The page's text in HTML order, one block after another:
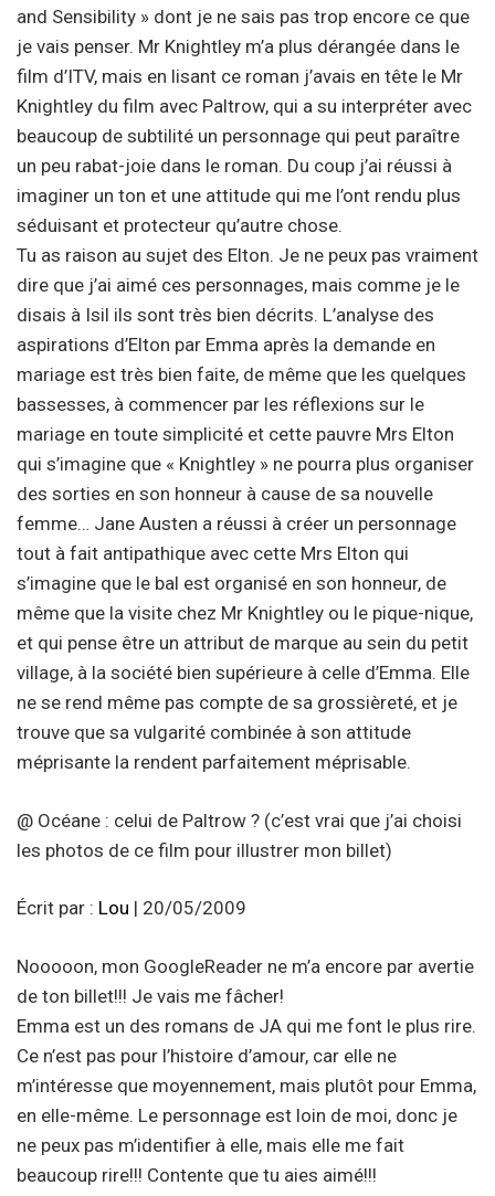
and Sensibility » dont je ne sais pas trop encore ce que
je vais penser. Mr Knightley m’a plus dérangée dans le
film d’ITV, mais en lisant ce roman j’avais en tête le Mr
Knightley du film avec Paltrow, qui a su interpréter avec
beaucoup de subtilité un personnage qui peut paraître
un peu rabat-joie dans le roman. Du coup j’ai réussi à
imaginer un ton et une attitude qui me l’ont rendu plus
séduisant et protecteur qu’autre chose.
Tu as raison au sujet des Elton. Je ne peux pas vraiment
dire que j’ai aimé ces personnages, mais comme je le
disais à Isil ils sont très bien décrits. L’analyse des
aspirations d’Elton par Emma après la demande en
mariage est très bien faite, de même que les quelques
bassesses, à commencer par les réflexions sur le
mariage en toute simplicité et cette pauvre Mrs Elton
qui s’imagine que « Knightley » ne pourra plus organiser
des sorties en son honneur à cause de sa nouvelle
femme… Jane Austen a réussi à créer un personnage
tout à fait antipathique avec cette Mrs Elton qui
s’imagine que le bal est organisé en son honneur, de
même que la visite chez Mr Knightley ou le pique-nique,
et qui pense être un attribut de marque au sein du petit
village, à la société bien supérieure à celle d’Emma. Elle
ne se rend même pas compte de sa grossièreté, et je
trouve que sa vulgarité combinée à son attitude
méprisante la rendent parfaitement méprisable.
@ Océane : celui de Paltrow ? (c’est vrai que j’ai choisi
les photos de ce film pour illustrer mon billet)
Écrit par : Lou | 20/05/2009
Nooooon, mon GoogleReader ne m’a encore par avertie
de ton billet!!! Je vais me fâcher!
Emma est un des romans de JA qui me font le plus rire.
Ce n’est pas pour l’histoire d’amour, car elle ne
m’intéresse que moyennement, mais plutôt pour Emma,
en elle-même. Le personnage est loin de moi, donc je
ne peux pas m’identifier à elle, mais elle me fait
beaucoup rire!!! Contente que tu aies aimé!!!